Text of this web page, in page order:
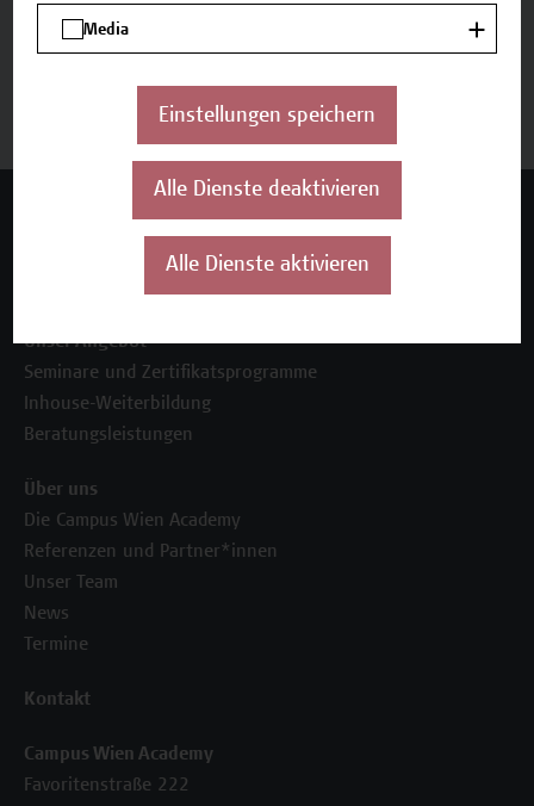
Jetzt anmelden
Unser Angebot
Seminare und Zertifikatsprogramme
Inhouse-Weiterbildung
Beratungsleistungen
Über uns
Die Campus Wien Academy
Referenzen und Partner*innen
Unser Team
News
Termine
Kontakt
Campus Wien Academy
Favoritenstraße 222
Media
Einstellungen speichern
Alle Dienste deaktivieren
Alle Dienste aktivieren